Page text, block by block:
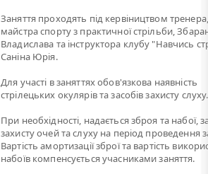
Заняття проходять під кервіництвом
майстра спорту з практичної стрільби,
Владислава та інструктора клубу "Навчись
Саніна Юрія.
Для участі в заняттях обов'язкова наявність
стрілецьких окулярів та засобів захисту слуху.
При необхідності, надається зброя та набої,
захисту очей та слуху на період проведення
Вартість амортизації зброї та вартість
набоїв компенсується учасниками заняття.